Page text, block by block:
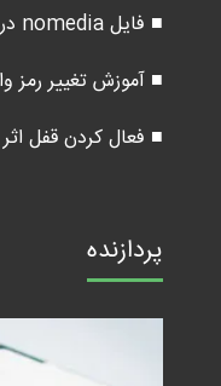
■ فایل nomedia در اندروید چیه ؟
■ آموزش تغییر رمز
■ فعال کردن قفل
پردازنده